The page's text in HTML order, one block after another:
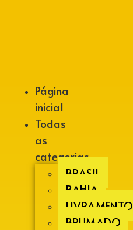
Página
inicial
Todas
as
categorias
BRASIL
BAHIA
LIVRAMENTO
BRUMADO